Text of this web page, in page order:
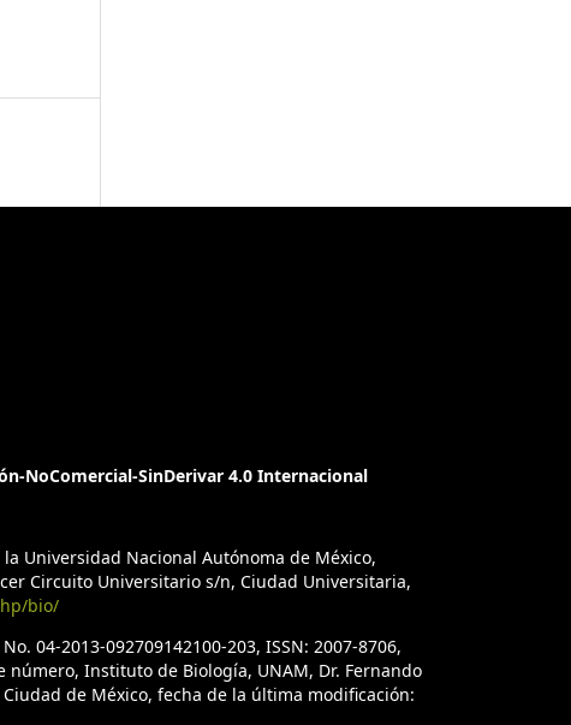
NoComercial-SinDerivar 4.0 Internacional
Universidad Nacional Autónoma de México,
Circuito Universitario s/n, Ciudad Universitaria,
bio/
04-2013-092709142100-203, ISSN: 2007-8706,
Instituto de Biología, UNAM, Dr. Fernando
de México, fecha de la última modificación: